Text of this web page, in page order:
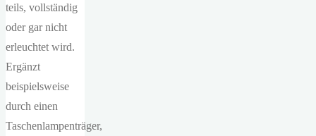
teils, vollständig
oder gar nicht
erleuchtet wird.
Ergänzt
beispielsweise
durch einen
Taschenlampenträger,